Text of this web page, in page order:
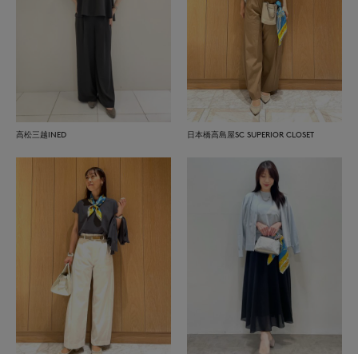
高松三越INED 日本橋高島屋SC SUPERIOR CLOSET